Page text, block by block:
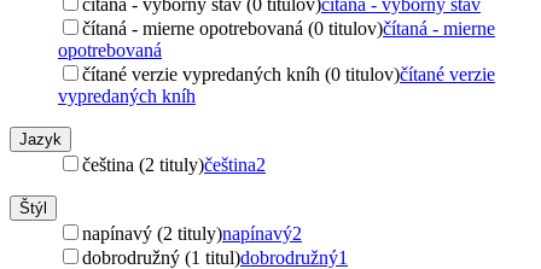
čítaná - výborný stav (0 titulov)čítaná - výborný stav
čítaná - mierne opotrebovaná (0 titulov)čítaná - mierne
opotrebovaná
čítané verzie vypredaných kníh (0 titulov)čítané verzie
vypredaných kníh
Jazyk
čeština (2 tituly)čeština2
Štýl
napínavý (2 tituly)napínavý2
dobrodružný (1 titul)dobrodružný1